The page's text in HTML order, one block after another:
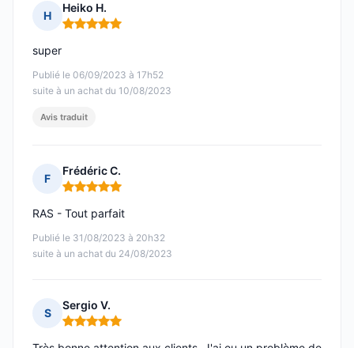
H
Heiko H.
Note : 5 sur 5
Publié le 06/09/2023 à 17h52
suite à un achat du 10/08/2023
super
Avis traduit
F
Frédéric C.
Note : 5 sur 5
Publié le 31/08/2023 à 20h32
suite à un achat du 24/08/2023
RAS - Tout parfait
S
Sergio V.
Note : 5 sur 5